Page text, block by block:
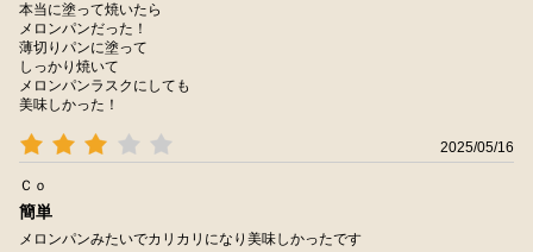
本当に塗って焼いたら
メロンパンだった！
薄切りパンに塗って
しっかり焼いて
メロンパンラスクにしても
美味しかった！
2025/05/16
Ｃｏ
簡単
メロンパンみたいでカリカリになり美味しかったです